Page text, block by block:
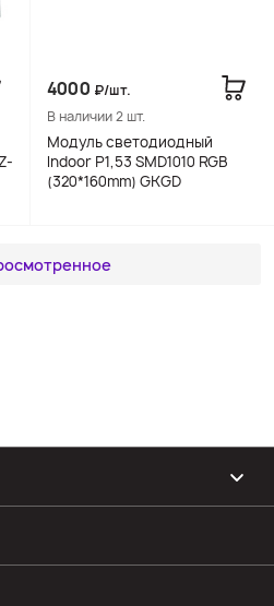
4000 ₽/шт.
В наличии 2 шт.
Модуль светодиодный
Indoor P1,53 SMD1010 RGB
(320*160mm) GKGD